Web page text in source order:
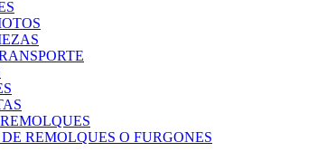
REMOLQUES O FURGONES